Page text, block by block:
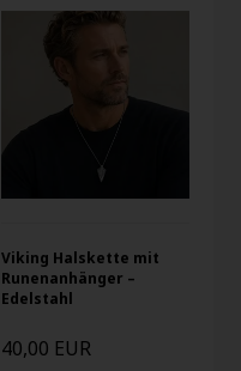
Viking Halskette mit
Runenanhänger –
Edelstahl
40,00 EUR